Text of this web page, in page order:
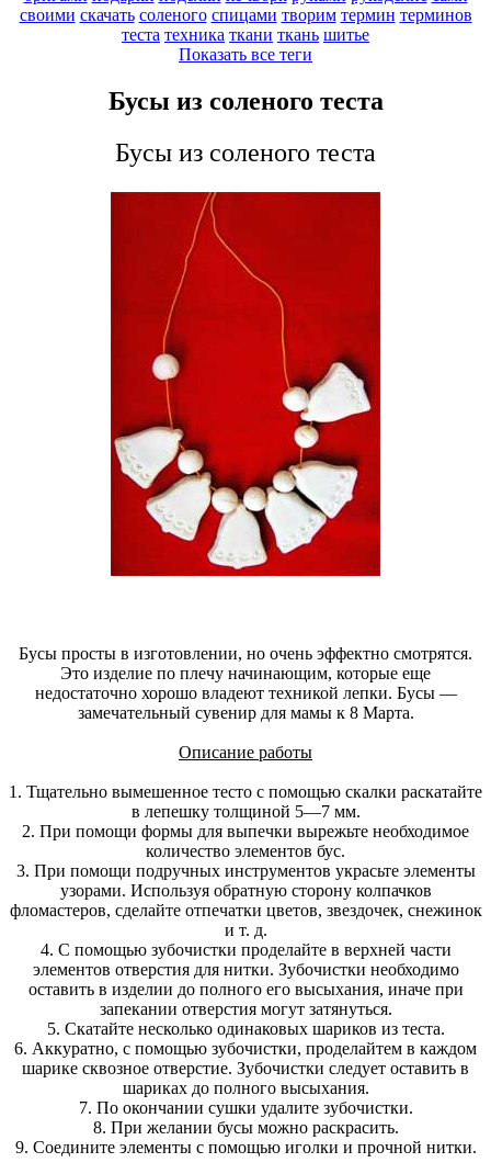
своими скачать соленого спицами творим термин терминов
теста техника ткани ткань шитье
Показать все теги
Бусы из соленого теста
Бусы из соленого теста
Бусы просты в изготовлении, но очень эффектно смотрятся.
Это изделие по плечу начинающим, которые еще
недостаточно хорошо владеют техникой лепки. Бусы —
замечательный сувенир для мамы к 8 Марта.
Описание работы
1. Тщательно вымешенное тесто с помощью скалки раскатайте
в лепешку толщиной 5—7 мм.
2. При помощи формы для выпечки вырежьте необходимое
количество элементов бус.
3. При помощи подручных инструментов украсьте элементы
узорами. Используя обратную сторону колпачков
фломастеров, сделайте отпечатки цветов, звездочек, снежинок
и т. д.
4. С помощью зубочистки проделайте в верхней части
элементов отверстия для нитки. Зубочистки необходимо
оставить в изделии до полного его высыхания, иначе при
запекании отверстия могут затянуться.
5. Скатайте несколько одинаковых шариков из теста.
6. Аккуратно, с помощью зубочистки, проделайтем в каждом
шарике сквозное отверстие. Зубочистки следует оставить в
шариках до полного высыхания.
7. По окончании сушки удалите зубочистки.
8. При желании бусы можно раскрасить.
9. Соедините элементы с помощью иголки и прочной нитки.